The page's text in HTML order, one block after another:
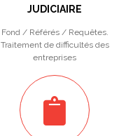
JUDICIAIRE
Fond / Référés / Requêtes.
Traitement de difficultés des
entreprises